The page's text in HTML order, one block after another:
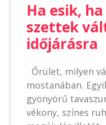
Ha esik,
szettek
időjárásra
Őrület, milyen
mostanában.
gyönyörű
vékony, színes